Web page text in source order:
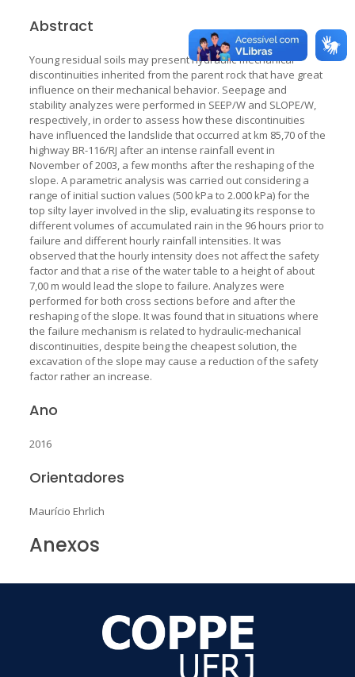
Abstract
Young residual soils may present hydraulic-mechanical
discontinuities inherited from the parent rock that have great
influence on their mechanical behavior. Seepage and
stability analyzes were performed in SEEP/W and SLOPE/W,
respectively, in order to assess how these discontinuities
have influenced the landslide that occurred at km 85,70 of the
highway BR-116/RJ after an intense rainfall event in
November of 2003, a few months after the reshaping of the
slope. A parametric analysis was carried out considering a
range of initial suction values (500 kPa to 2.000 kPa) for the
top silty layer involved in the slip, evaluating its response to
different volumes of accumulated rain in the 96 hours prior to
failure and different hourly rainfall intensities. It was
observed that the hourly intensity does not affect the safety
factor and that a rise of the water table to a height of about
7,00 m would lead the slope to failure. Analyzes were
performed for both cross sections before and after the
reshaping of the slope. It was found that in situations where
the failure mechanism is related to hydraulic-mechanical
discontinuities, despite being the cheapest solution, the
excavation of the slope may cause a reduction of the safety
factor rather an increase.
Ano
2016
Orientadores
Maurício Ehrlich
Anexos